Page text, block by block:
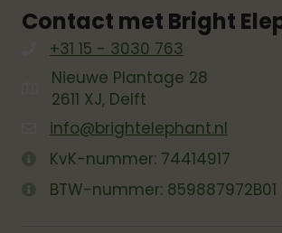
Contact met Bright
+31 15 - 3030 763
Nieuwe Plantage 28
2611 XJ, Delft
info@brightelephant.nl
KvK-nummer: 74414917
BTW-nummer: 859887972B01